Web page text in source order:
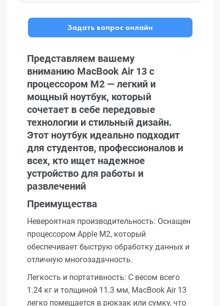
Задать вопрос онлайн
Представляем вашему
вниманию MacBook Air 13 с
процессором M2 — легкий и
мощный ноутбук, который
сочетает в себе передовые
технологии и стильный дизайн.
Этот ноутбук идеально подходит
для студентов, профессионалов и
всех, кто ищет надежное
устройство для работы и
развлечений
Преимущества
Невероятная производительность: Оснащен
процессором Apple M2, который
обеспечивает быструю обработку данных и
отличную многозадачность.
Легкость и портативность: С весом всего
1.24 кг и толщиной 11.3 мм, MacBook Air 13
легко помещается в рюкзак или сумку, что